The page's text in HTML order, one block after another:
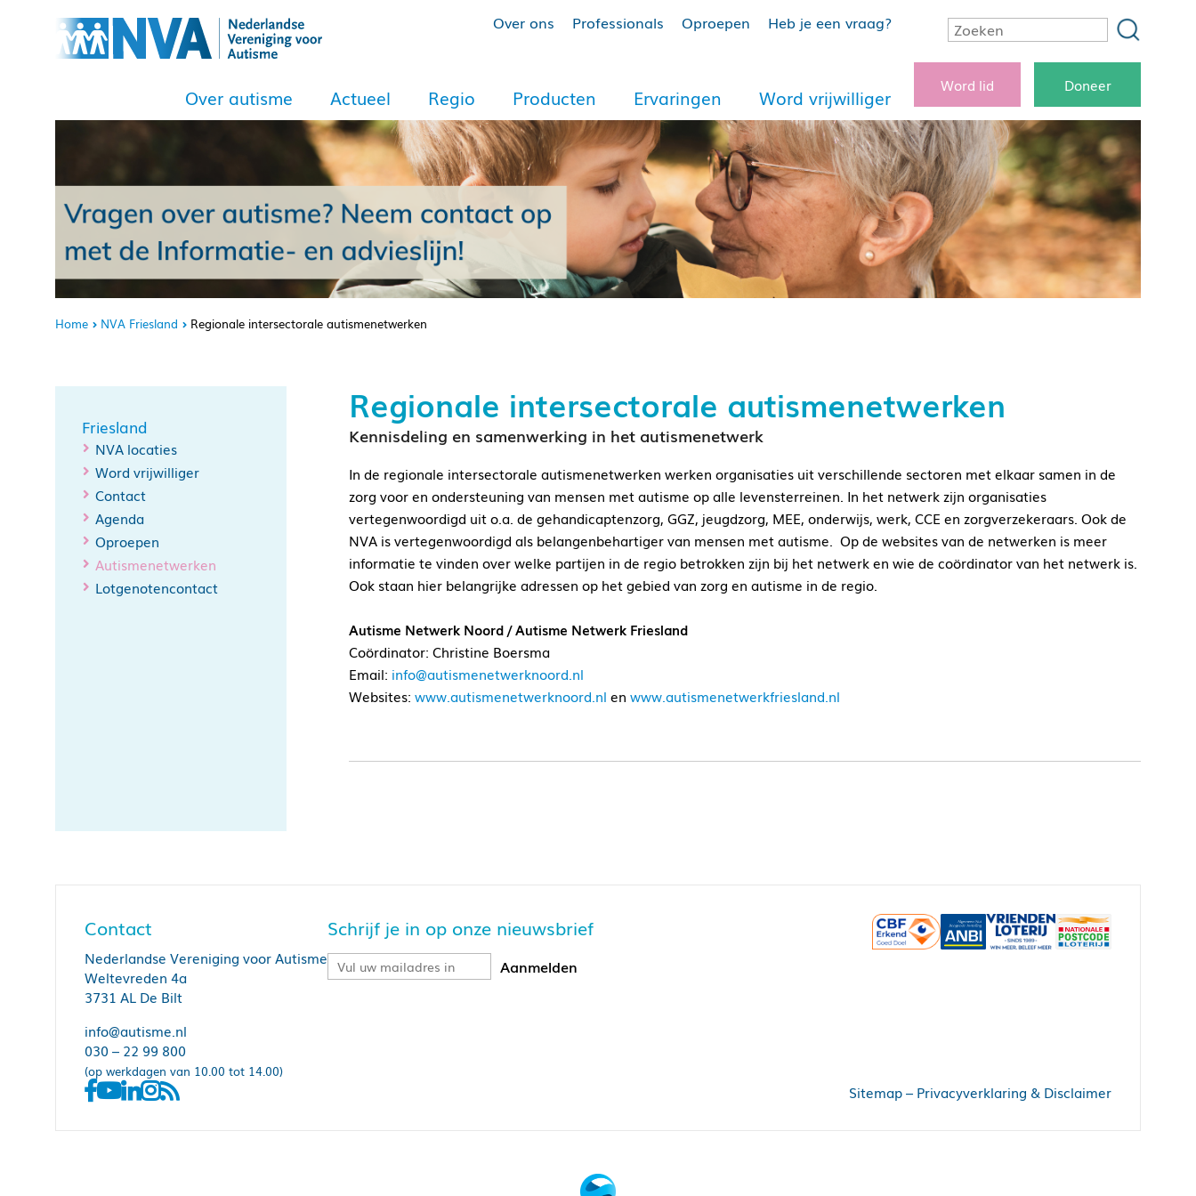
Over ons Professionals Oproepen Heb je een vraag?
Over autisme Actueel Regio Producten Ervaringen Word vrijwilliger
Word lid Doneer
Home NVA Friesland Regionale intersectorale autismenetwerken
Friesland
NVA locaties
Word vrijwilliger
Contact
Agenda
Oproepen
Autismenetwerken
Lotgenotencontact
Regionale intersectorale autismenetwerken
Kennisdeling en samenwerking in het autismenetwerk
In de regionale intersectorale autismenetwerken werken organisaties uit verschillende sectoren met elkaar samen in de
zorg voor en ondersteuning van mensen met autisme op alle levensterreinen. In het netwerk zijn organisaties
vertegenwoordigd uit o.a. de gehandicaptenzorg, GGZ, jeugdzorg, MEE, onderwijs, werk, CCE en zorgverzekeraars. Ook de
NVA is vertegenwoordigd als belangenbehartiger van mensen met autisme. Op de websites van de netwerken is meer
informatie te vinden over welke partijen in de regio betrokken zijn bij het netwerk en wie de coördinator van het netwerk is.
Ook staan hier belangrijke adressen op het gebied van zorg en autisme in de regio.
Autisme Netwerk Noord / Autisme Netwerk Friesland
Coördinator: Christine Boersma
Email: info@autismenetwerknoord.nl
Websites: www.autismenetwerknoord.nl en www.autismenetwerkfriesland.nl
Contact
Nederlandse Vereniging voor Autisme
Weltevreden 4a
3731 AL De Bilt
info@autisme.nl
030 – 22 99 800
(op werkdagen van 10.00 tot 14.00)
Schrijf je in op onze nieuwsbrief
Sitemap– Privacyverklaring & Disclaimer